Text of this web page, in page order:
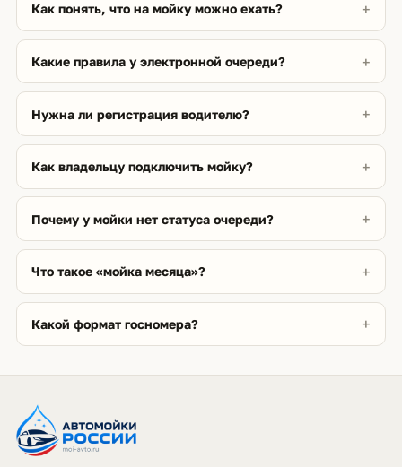
Как понять, что на мойку можно ехать?
Какие правила у электронной очереди?
Нужна ли регистрация водителю?
Как владельцу подключить мойку?
Почему у мойки нет статуса очереди?
Что такое «мойка месяца»?
Какой формат госномера?